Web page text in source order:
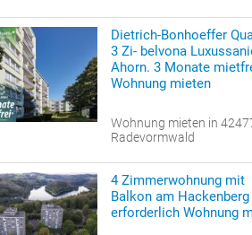
Dietrich-Bonhoeffer
3 Zi- belvona
Ahorn. 3 Monate
Wohnung mieten
Wohnung mieten in
Radevormwald
4 Zimmerwohnung mit
Balkon am Hackenberg
erforderlich Wohnung